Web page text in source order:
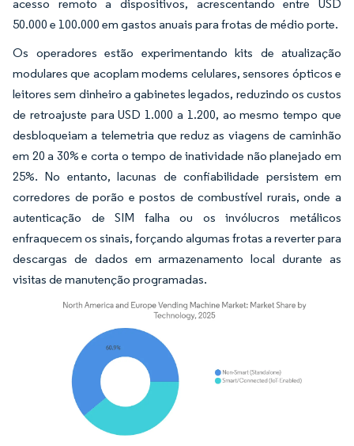
acesso remoto a dispositivos, acrescentando entre USD
50.000 e 100.000 em gastos anuais para frotas de médio porte.
Os operadores estão experimentando kits de atualização
modulares que acoplam modems celulares, sensores ópticos e
leitores sem dinheiro a gabinetes legados, reduzindo os custos
de retroajuste para USD 1.000 a 1.200, ao mesmo tempo que
desbloqueiam a telemetria que reduz as viagens de caminhão
em 20 a 30% e corta o tempo de inatividade não planejado em
25%. No entanto, lacunas de confiabilidade persistem em
corredores de porão e postos de combustível rurais, onde a
autenticação de SIM falha ou os invólucros metálicos
enfraquecem os sinais, forçando algumas frotas a reverter para
descargas de dados em armazenamento local durante as
visitas de manutenção programadas.